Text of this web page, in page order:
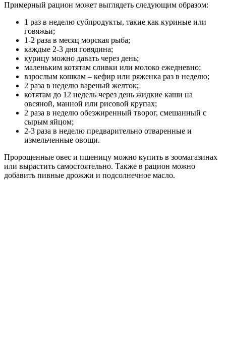
Примерный рацион может выглядеть следующим образом:
1 раз в неделю субпродукты, такие как куриные или
говяжьи;
1-2 раза в месяц морская рыба;
каждые 2-3 дня говядина;
курицу можно давать через день;
маленьким котятам сливки или молоко ежедневно;
взрослым кошкам – кефир или ряженка раз в неделю;
2 раза в неделю вареный желток;
котятам до 12 недель через день жидкие каши на
овсяной, манной или рисовой крупах;
2 раза в неделю обезжиренный творог, смешанный с
сырым яйцом;
2-3 раза в неделю предварительно отваренные и
измельченные овощи.
Пророщенные овес и пшеницу можно купить в зоомагазинах
или вырастить самостоятельно. Также в рацион можно
добавить пивные дрожжи и подсолнечное масло.